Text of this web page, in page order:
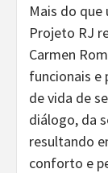
Mais do
Projeto RJ
Carmen
funcionais e
de vida de
diálogo, da
resultando
conforto e